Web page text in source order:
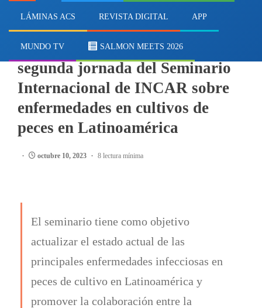
LÁMINAS ACS REVISTA DIGITAL APP
MUNDO TV SALMON MEETS 2026
Este miércoles finaliza la
segunda jornada del Seminario
Internacional de INCAR sobre
enfermedades en cultivos de
peces en Latinoamérica
octubre 10, 2023 8 lectura mínima
El seminario tiene como objetivo
actualizar el estado actual de las
principales enfermedades infecciosas en
peces de cultivo en Latinoamérica y
promover la colaboración entre la